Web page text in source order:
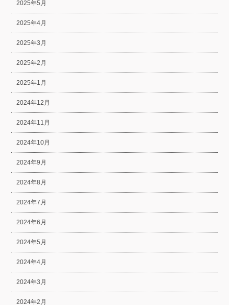
2025年5月
2025年4月
2025年3月
2025年2月
2025年1月
2024年12月
2024年11月
2024年10月
2024年9月
2024年8月
2024年7月
2024年6月
2024年5月
2024年4月
2024年3月
2024年2月